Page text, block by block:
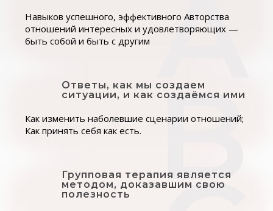
Навыков успешного, эффективного Авторства
отношений интересных и удовлетворяющих —
быть собой и быть с другим
Ответы, как мы создаем
ситуации, и как создаёмся ими
Как изменить наболевшие сценарии отношений;
Как принять себя как есть.
Групповая терапия является
методом, доказавшим свою
полезность